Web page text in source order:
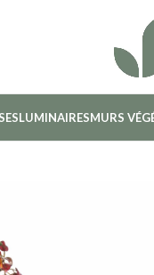
LUMINAIRESMURS